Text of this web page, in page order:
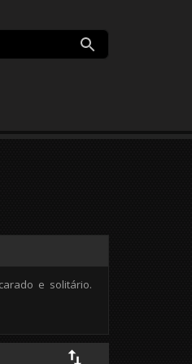
e solitário.